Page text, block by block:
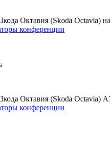
Октавия (Skoda Octavia)
конференции
Октавия (Skoda Octavia)
конференции